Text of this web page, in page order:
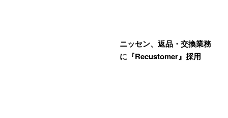
ニッセン、返品・交換業務
に『Recustomer』採用